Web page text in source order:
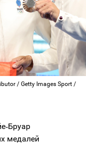
/ Getty Images Sport /
медалей